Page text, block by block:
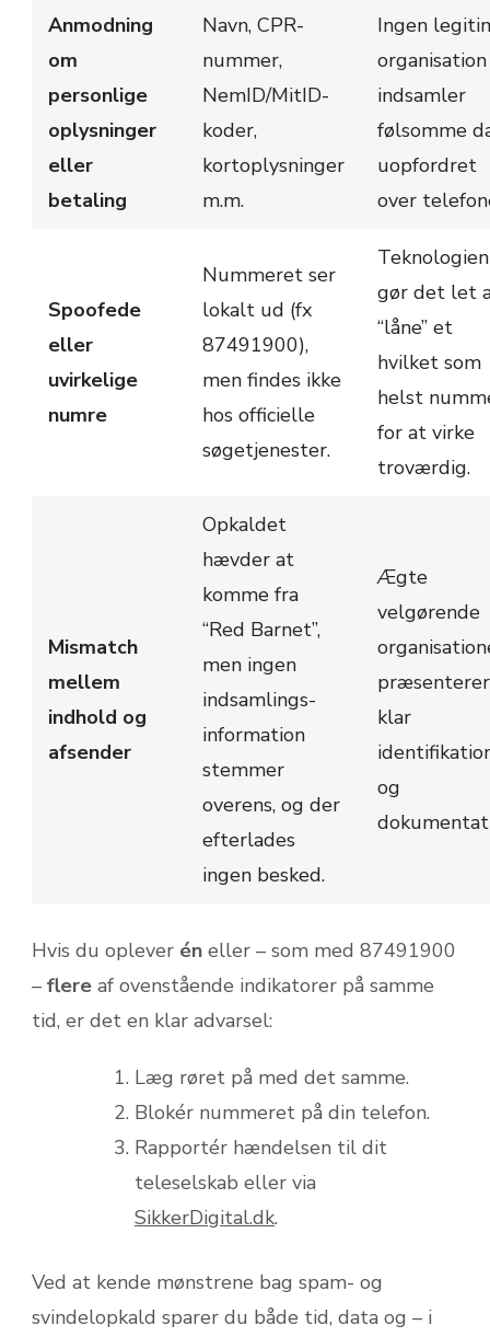
Anmodning
om
personlige
oplysninger
eller
betaling
Navn, CPR-
nummer,
NemID/MitID-
koder,
kortoplysninger
m.m.
Ingen
organisation
indsamler
følsomme
uopfordret
over
Spoofede
eller
uvirkelige
numre
Nummeret ser
lokalt ud (fx
87491900),
men findes ikke
hos officielle
søgetjenester.
Teknologien
gør det let
“låne” et
hvilket som
helst
for at virke
troværdig.
Mismatch
mellem
indhold og
afsender
Opkaldet
hævder at
komme fra
“Red Barnet”,
men ingen
indsamlings­
information
stemmer
overens, og der
efterlades
ingen besked.
Ægte
velgørende
præsenterer
klar
og
Hvis du oplever én eller – som med 87491900
– flere af ovenstående indikatorer på samme
tid, er det en klar advarsel:
Læg røret på med det samme.
Blokér nummeret på din telefon.
Rapportér hændelsen til dit
teleselskab eller via
SikkerDigital.dk.
Ved at kende mønstrene bag spam- og
svindelopkald sparer du både tid, data og – i